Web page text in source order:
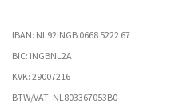
IBAN: NL92INGB 0668 5222 67
BIC: INGBNL2A
KVK: 29007216
BTW/VAT: NL803367053B0